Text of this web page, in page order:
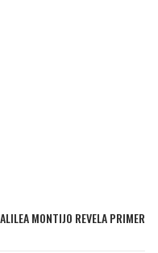
MONTIJO REVELA PRIMER